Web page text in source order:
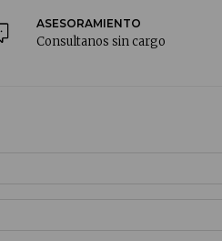
ASESORAMIENTO
Consultanos sin cargo